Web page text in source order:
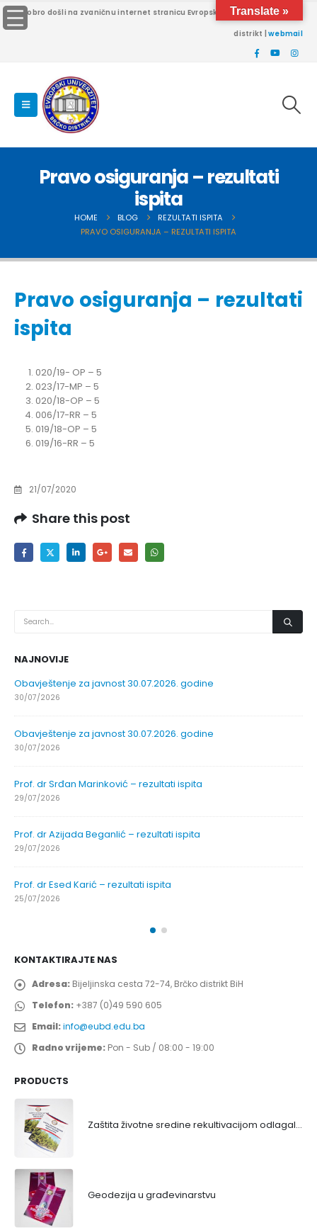
Dobro došli na zvaničnu internet stranicu Evropskog univerziteta Brčko
distrikt |webmail
Pravo osiguranja – rezultati
ispita
HOME BLOG
REZULTATI ISPITA
PRAVO OSIGURANJA – REZULTATI ISPITA
Pravo osiguranja – rezultati
ispita
020/19- OP – 5
023/17-MP – 5
020/18-OP – 5
006/17-RR – 5
019/18-OP – 5
019/16-RR – 5
21/07/2020
Share this post
NAJNOVIJE
Obavještenje za javnost 30.07.2026. godine
30/07/2026
Obavještenje za javnost 30.07.2026. godine
30/07/2026
Prof. dr Srđan Marinković – rezultati ispita
29/07/2026
Prof. dr Azijada Beganlić – rezultati ispita
29/07/2026
Prof. dr Esed Karić – rezultati ispita
25/07/2026
KONTAKTIRAJTE NAS
Adresa: Bijeljinska cesta 72-74, Brčko distrikt BiH
Telefon: +387 (0)49 590 605
Email:info@eubd.edu.ba
Radno vrijeme: Pon - Sub / 08:00 - 19:00
PRODUCTS
Zaštita životne sredine rekultivacijom odlagališta
Geodezija u građevinarstvu
Translate »